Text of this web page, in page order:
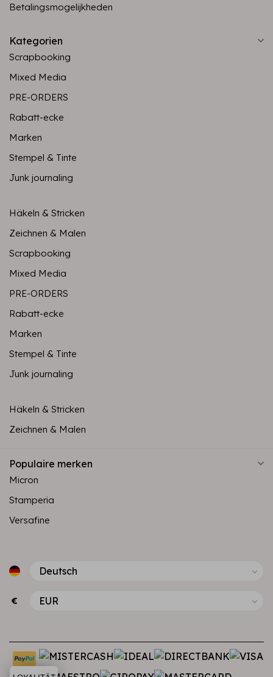
Betalingsmogelijkheden
Kategorien
Scrapbooking
Mixed Media
PRE-ORDERS
Rabatt-ecke
Marken
Stempel & Tinte
Junk journaling
Häkeln & Stricken
Zeichnen & Malen
Scrapbooking
Mixed Media
PRE-ORDERS
Rabatt-ecke
Marken
Stempel & Tinte
Junk journaling
Häkeln & Stricken
Zeichnen & Malen
Populaire merken
Micron
Stamperia
Versafine
€